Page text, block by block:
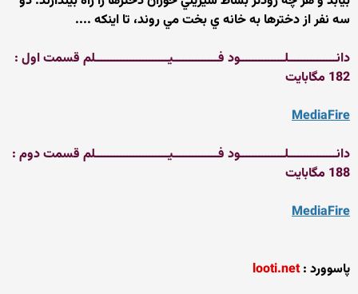
سه نفر از دخترها به خانه ي بخت مي روند، تا اينكه ....
دانـــــــــــــــلــــــــــــــود فــــــــــــــیـــــــــــــــــــــــلم قسمت اول :
182 مگابایت
MediaFire
دانـــــــــــــــلــــــــــــــود فــــــــــــــیـــــــــــــــــــــــلم قسمت دوم :
188 مگابایت
MediaFire
پاسوورد :looti.net